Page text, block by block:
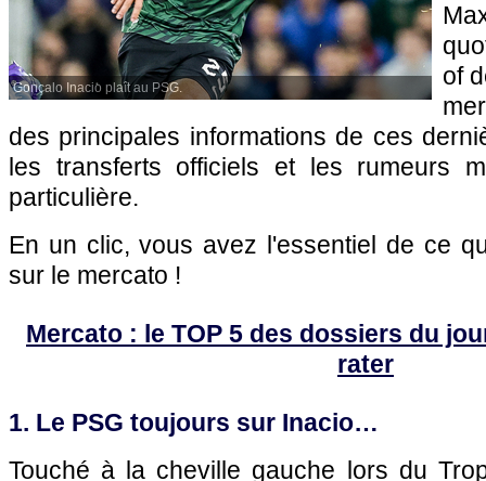
Gonçalo Inacio plaît au PSG.
of
des principales informations de ces
les transferts officiels et les rumeurs
particulière.
En un clic, vous avez l'essentiel de ce
sur le mercato !
Mercato : le TOP 5 des dossiers du
rater
1. Le PSG toujours sur Inacio…
Touché à la cheville gauche lors du